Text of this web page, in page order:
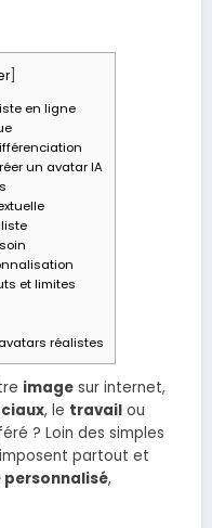
]
en ligne
un avatar IA
et limites
réalistes
image sur internet,
, le travail ou
? Loin des simples
partout et
personnalisé,